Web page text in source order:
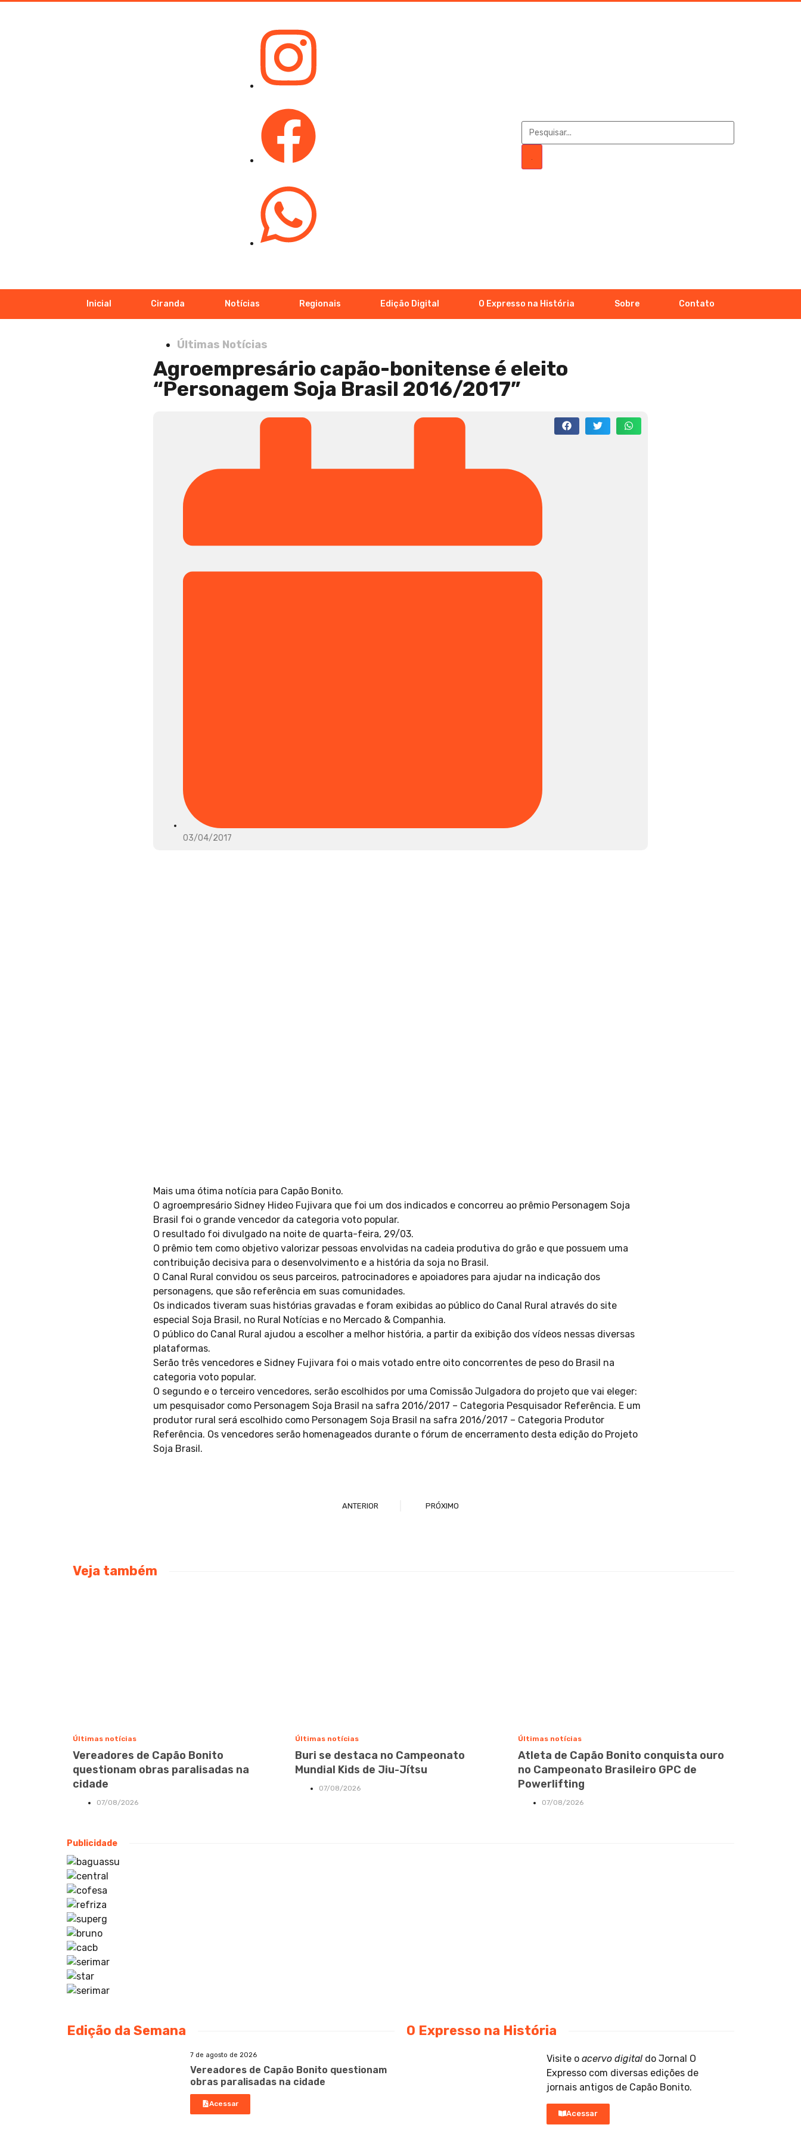
Inicial Ciranda Notícias Regionais Edição Digital O Expresso na História Sobre Contato
Últimas Notícias
Agroempresário capão-bonitense é eleito
“Personagem Soja Brasil 2016/2017”
03/04/2017
Mais uma ótima notícia para Capão Bonito.
O agroempresário Sidney Hideo Fujivara que foi um dos indicados e concorreu ao prêmio Personagem Soja
Brasil foi o grande vencedor da categoria voto popular.
O resultado foi divulgado na noite de quarta-feira, 29/03.
O prêmio tem como objetivo valorizar pessoas envolvidas na cadeia produtiva do grão e que possuem uma
contribuição decisiva para o desenvolvimento e a história da soja no Brasil.
O Canal Rural convidou os seus parceiros, patrocinadores e apoiadores para ajudar na indicação dos
personagens, que são referência em suas comunidades.
Os indicados tiveram suas histórias gravadas e foram exibidas ao público do Canal Rural através do site
especial Soja Brasil, no Rural Notícias e no Mercado & Companhia.
O público do Canal Rural ajudou a escolher a melhor história, a partir da exibição dos vídeos nessas diversas
plataformas.
Serão três vencedores e Sidney Fujivara foi o mais votado entre oito concorrentes de peso do Brasil na
categoria voto popular.
O segundo e o terceiro vencedores, serão escolhidos por uma Comissão Julgadora do projeto que vai eleger:
um pesquisador como Personagem Soja Brasil na safra 2016/2017 – Categoria Pesquisador Referência. E um
produtor rural será escolhido como Personagem Soja Brasil na safra 2016/2017 – Categoria Produtor
Referência. Os vencedores serão homenageados durante o fórum de encerramento desta edição do Projeto
Soja Brasil.
ANTERIOR PRÓXIMO
Veja também
Últimas notícias
Vereadores de Capão Bonito
questionam obras paralisadas na
cidade
07/08/2026
Últimas notícias
Buri se destaca no Campeonato
Mundial Kids de Jiu-Jítsu
07/08/2026
Últimas notícias
Atleta de Capão Bonito conquista ouro
no Campeonato Brasileiro GPC de
Powerlifting
07/08/2026
Publicidade
Edição da Semana
7 de agosto de 2026
Vereadores de Capão Bonito questionam
obras paralisadas na cidade
Acessar
O Expresso na História
Visite o acervo digital do Jornal O
Expresso com diversas edições de
jornais antigos de Capão Bonito.
Acessar